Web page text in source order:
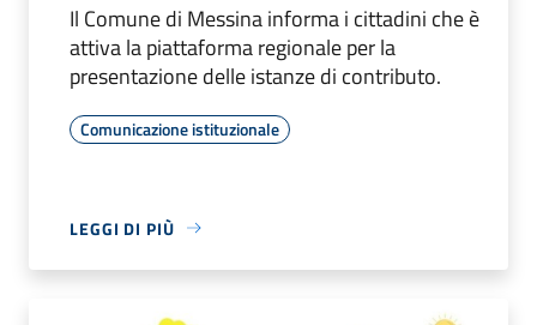
Il Comune di Messina informa i cittadini che è
attiva la piattaforma regionale per la
presentazione delle istanze di contributo.
Comunicazione istituzionale
LEGGI DI PIÙ